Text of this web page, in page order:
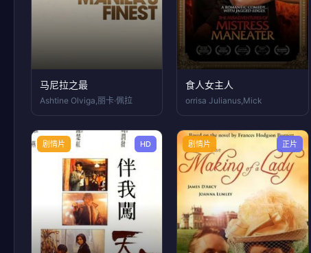
马尼拉之最
Ashtine Olviga,丽卡·佩拉
食人女主人
orrisa Julianus,Mick
剧情片 HD 剧情片 正片